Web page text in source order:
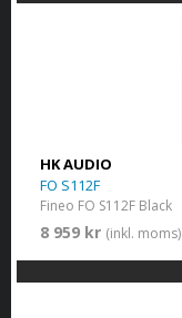
HK AUDIO
FO S112F
Fineo FO S112F Black
8 959 kr (inkl. moms)